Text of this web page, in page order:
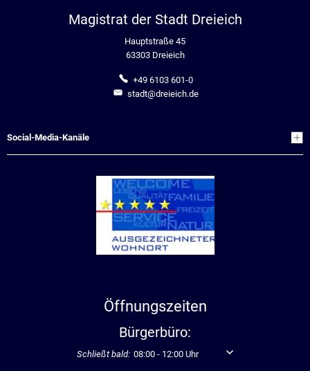
Magistrat der Stadt Dreieich
Hauptstraße 45
63303 Dreieich
+49 6103 601-0
stadt@dreieich.de
Social-Media-Kanäle
Öffnungszeiten
Bürgerbüro:
Klicken, um weitere Öffnungs- oder Schließzeiten
Schließt bald: 08:00 - 12:00 Uhr Von 08:00 bis 12:00 Uhr